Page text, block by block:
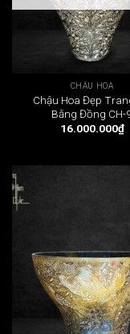
CHẬU HOA
Chậu Hoa Đẹp
Bằng Đồng CH-
16.000.000₫